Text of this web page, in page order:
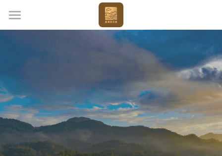
首页
关于我们
产品购买
联系我们
登录/ 注册
商品分类